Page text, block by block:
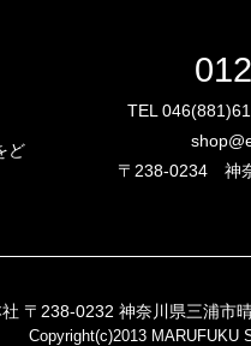
ど
TEL
〒238-0234 神
〒238-0232 神奈川県三浦市
Copyright(c)2013 MARUFUKU